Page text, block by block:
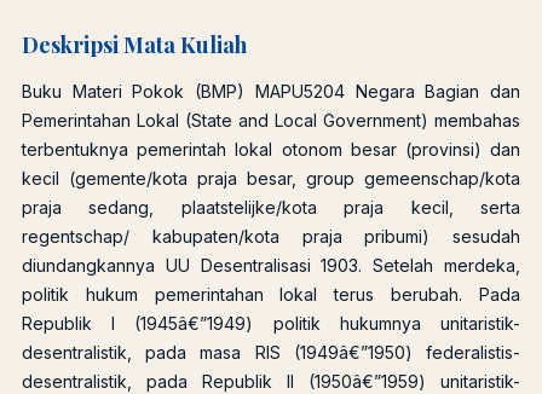
Deskripsi Mata Kuliah
Buku Materi Pokok (BMP) MAPU5204 Negara Bagian dan
Pemerintahan Lokal (State and Local Government) membahas
terbentuknya pemerintah lokal otonom besar (provinsi) dan
kecil (gemente/kota praja besar, group gemeenschap/kota
praja sedang, plaatstelijke/kota praja kecil, serta
regentschap/ kabupaten/kota praja pribumi) sesudah
diundangkannya UU Desentralisasi 1903. Setelah merdeka,
politik hukum pemerintahan lokal terus berubah. Pada
Republik I (1945â€”1949) politik hukumnya unitaristik-
desentralistik, pada masa RIS (1949â€”1950) federalistis-
desentralistik, pada Republik II (1950â€”1959) unitaristik-